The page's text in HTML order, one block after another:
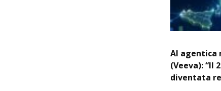
AI agentica
(Veeva): “Il
diventata